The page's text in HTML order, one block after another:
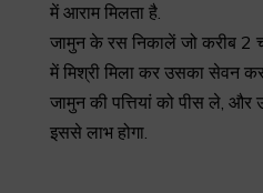
में आराम मिलता है.
जामुन के रस निकालें जो करीब 2
में मिश्री मिला कर उसका सेवन
जामुन की पत्तियां को पीस ले,
इससे लाभ होगा.